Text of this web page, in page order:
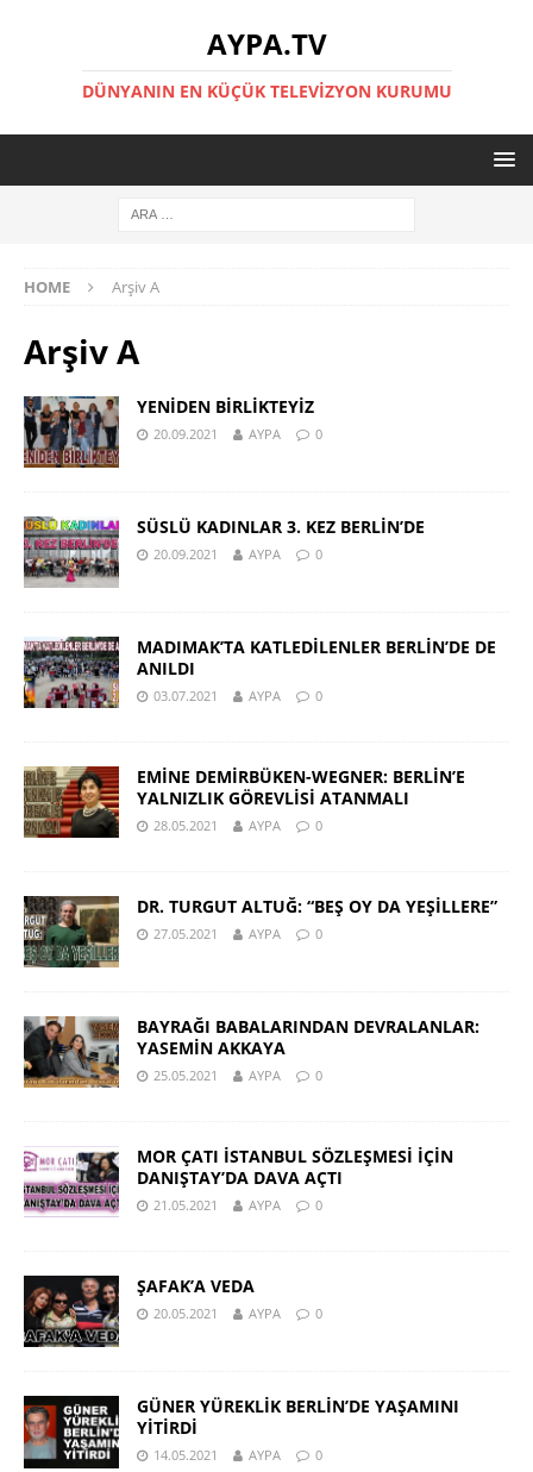
AYPA.TV
DÜNYANIN EN KÜÇÜK TELEVIZYON KURUMU
HOME Arşiv A
Arşiv A
YENİDEN BİRLİKTEYİZ
20.09.2021 AYPA 0
SÜSLÜ KADINLAR 3. KEZ BERLİN’DE
20.09.2021 AYPA 0
MADIMAK’TA KATLEDİLENLER BERLİN’DE DE
ANILDI
03.07.2021 AYPA 0
EMİNE DEMİRBÜKEN-WEGNER: BERLİN’E
YALNIZLIK GÖREVLİSİ ATANMALI
28.05.2021 AYPA 0
DR. TURGUT ALTUĞ: “BEŞ OY DA YEŞİLLERE”
27.05.2021 AYPA 0
BAYRAĞI BABALARINDAN DEVRALANLAR:
YASEMİN AKKAYA
25.05.2021 AYPA 0
MOR ÇATI İSTANBUL SÖZLEŞMESİ İÇİN
DANIŞTAY’DA DAVA AÇTI
21.05.2021 AYPA 0
ŞAFAK’A VEDA
20.05.2021 AYPA 0
GÜNER YÜREKLİK BERLİN’DE YAŞAMINI
YİTİRDİ
14.05.2021 AYPA 0